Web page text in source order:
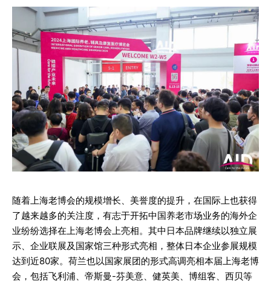
随着上海老博会的规模增长、美誉度的提升，在国际上也获得
了越来越多的关注度，有志于开拓中国养老市场业务的海外企
业纷纷选择在上海老博会上亮相。其中日本品牌继续以独立展
示、企业联展及国家馆三种形式亮相，整体日本企业参展规模
达到近80家。荷兰也以国家展团的形式高调亮相本届上海老博
会，包括飞利浦、帝斯曼-芬美意、健英美、博组客、西贝等